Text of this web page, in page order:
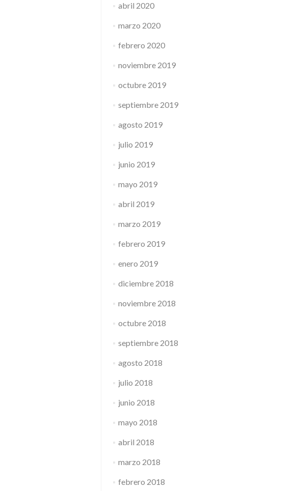
abril 2020
marzo 2020
febrero 2020
noviembre 2019
octubre 2019
septiembre 2019
agosto 2019
julio 2019
junio 2019
mayo 2019
abril 2019
marzo 2019
febrero 2019
enero 2019
diciembre 2018
noviembre 2018
octubre 2018
septiembre 2018
agosto 2018
julio 2018
junio 2018
mayo 2018
abril 2018
marzo 2018
febrero 2018